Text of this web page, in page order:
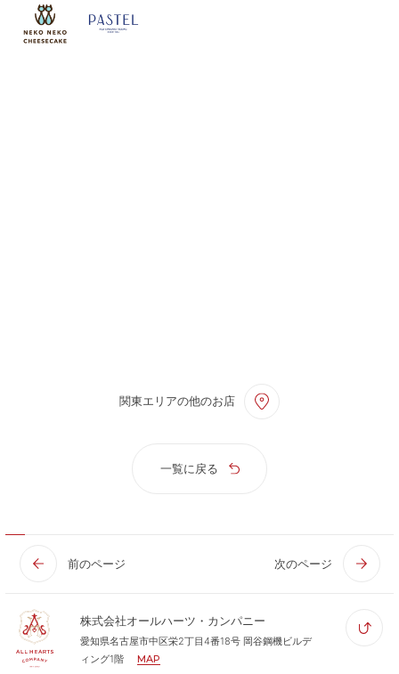
RECRUIT 2027
RECRUIT
関東エリアの他のお店
一覧に戻る
前のページ 次のページ
株式会社オールハーツ・カンパニー
愛知県名古屋市中区栄2丁目4番18号 岡谷鋼機ビルデ
ィング1階
MAP